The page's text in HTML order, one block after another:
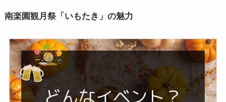
南楽園観月祭「いもたき」の魅力